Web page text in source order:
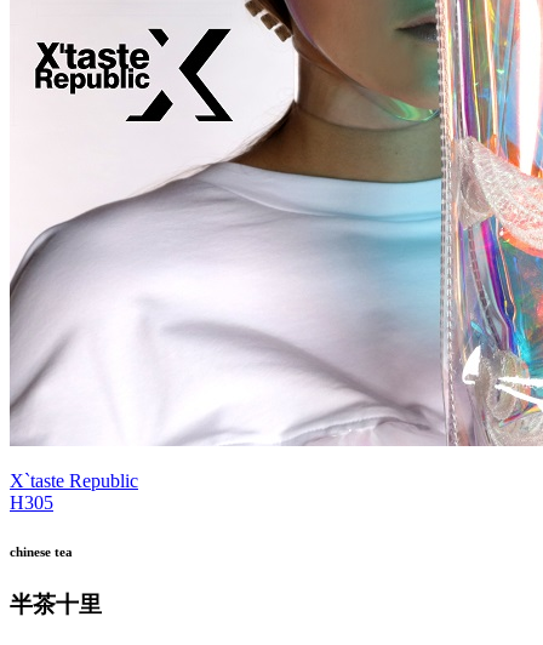
X`taste Republic
H305
chinese tea
半茶十里